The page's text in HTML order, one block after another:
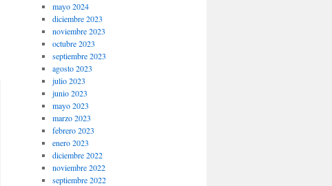
mayo 2024
diciembre 2023
noviembre 2023
octubre 2023
septiembre 2023
agosto 2023
julio 2023
junio 2023
mayo 2023
marzo 2023
febrero 2023
enero 2023
diciembre 2022
noviembre 2022
septiembre 2022